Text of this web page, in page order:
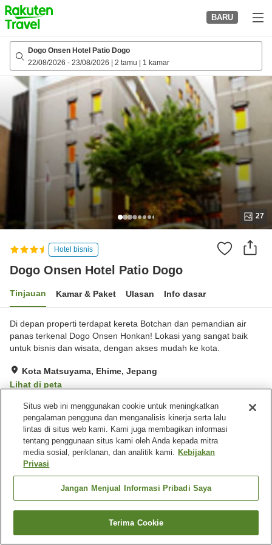
to
top
page
BARU
Dogo Onsen Hotel Patio Dogo
22/08/2026 - 23/08/2026 2 tamu 1 kamar
27
Hotel bisnis
Dogo Onsen Hotel Patio Dogo
Tinjauan Kamar & Paket Ulasan Info dasar
Di depan properti terdapat kereta Botchan dan pemandian air
panas terkenal Dogo Onsen Honkan! Lokasi yang sangat baik
untuk bisnis dan wisata, dengan akses mudah ke kota.
Kota Matsuyama, Ehime, Jepang
Lihat di peta
Hebat Ulasan:297
Fasilitas properti
Wi-Fi
Mesin penjual otomatis
Microwave bersama
Beranda Jepang Ehime
Kota Matsuyama
Dogo Onsen Hotel Patio Dogo
Cari kamar
Situs web ini menggunakan cookie untuk meningkatkan
pengalaman pengguna dan menganalisis kinerja serta lalu
lintas di situs web kami. Kami juga membagikan informasi
tentang penggunaan situs kami oleh Anda kepada mitra
media sosial, periklanan, dan analitik kami. Kebijakan
Privasi
Jangan Menjual Informasi Pribadi Saya
Terima Cookie